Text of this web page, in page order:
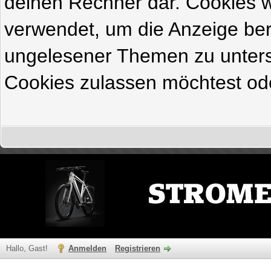
verwendet, um die Anzeige
ungelesener Themen zu
Cookies zulassen möchtest
Hallo, Gast! Anmelden Registrieren